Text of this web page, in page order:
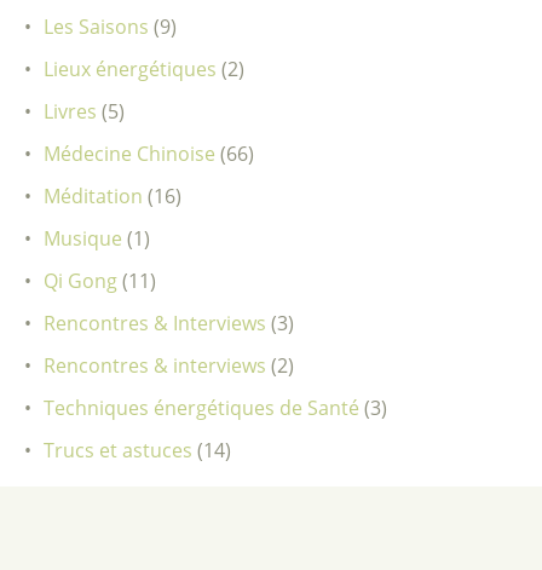
Les Saisons (9)
Lieux énergétiques (2)
Livres (5)
Médecine Chinoise (66)
Méditation (16)
Musique (1)
Qi Gong(11)
Rencontres & Interviews (3)
Rencontres & interviews (2)
Techniques énergétiques de Santé (3)
Trucs et astuces (14)